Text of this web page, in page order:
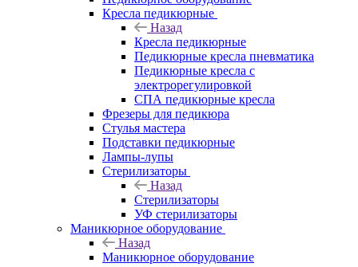
Кресла педикюрные
Назад
Кресла педикюрные
Педикюрные кресла пневматика
Педикюрные кресла с
электрорегулировкой
СПА педикюрные кресла
Фрезеры для педикюра
Стулья мастера
Подставки педикюрные
Лампы-лупы
Стерилизаторы
Назад
Стерилизаторы
УФ стерилизаторы
Маникюрное оборудование
Назад
Маникюрное оборудование